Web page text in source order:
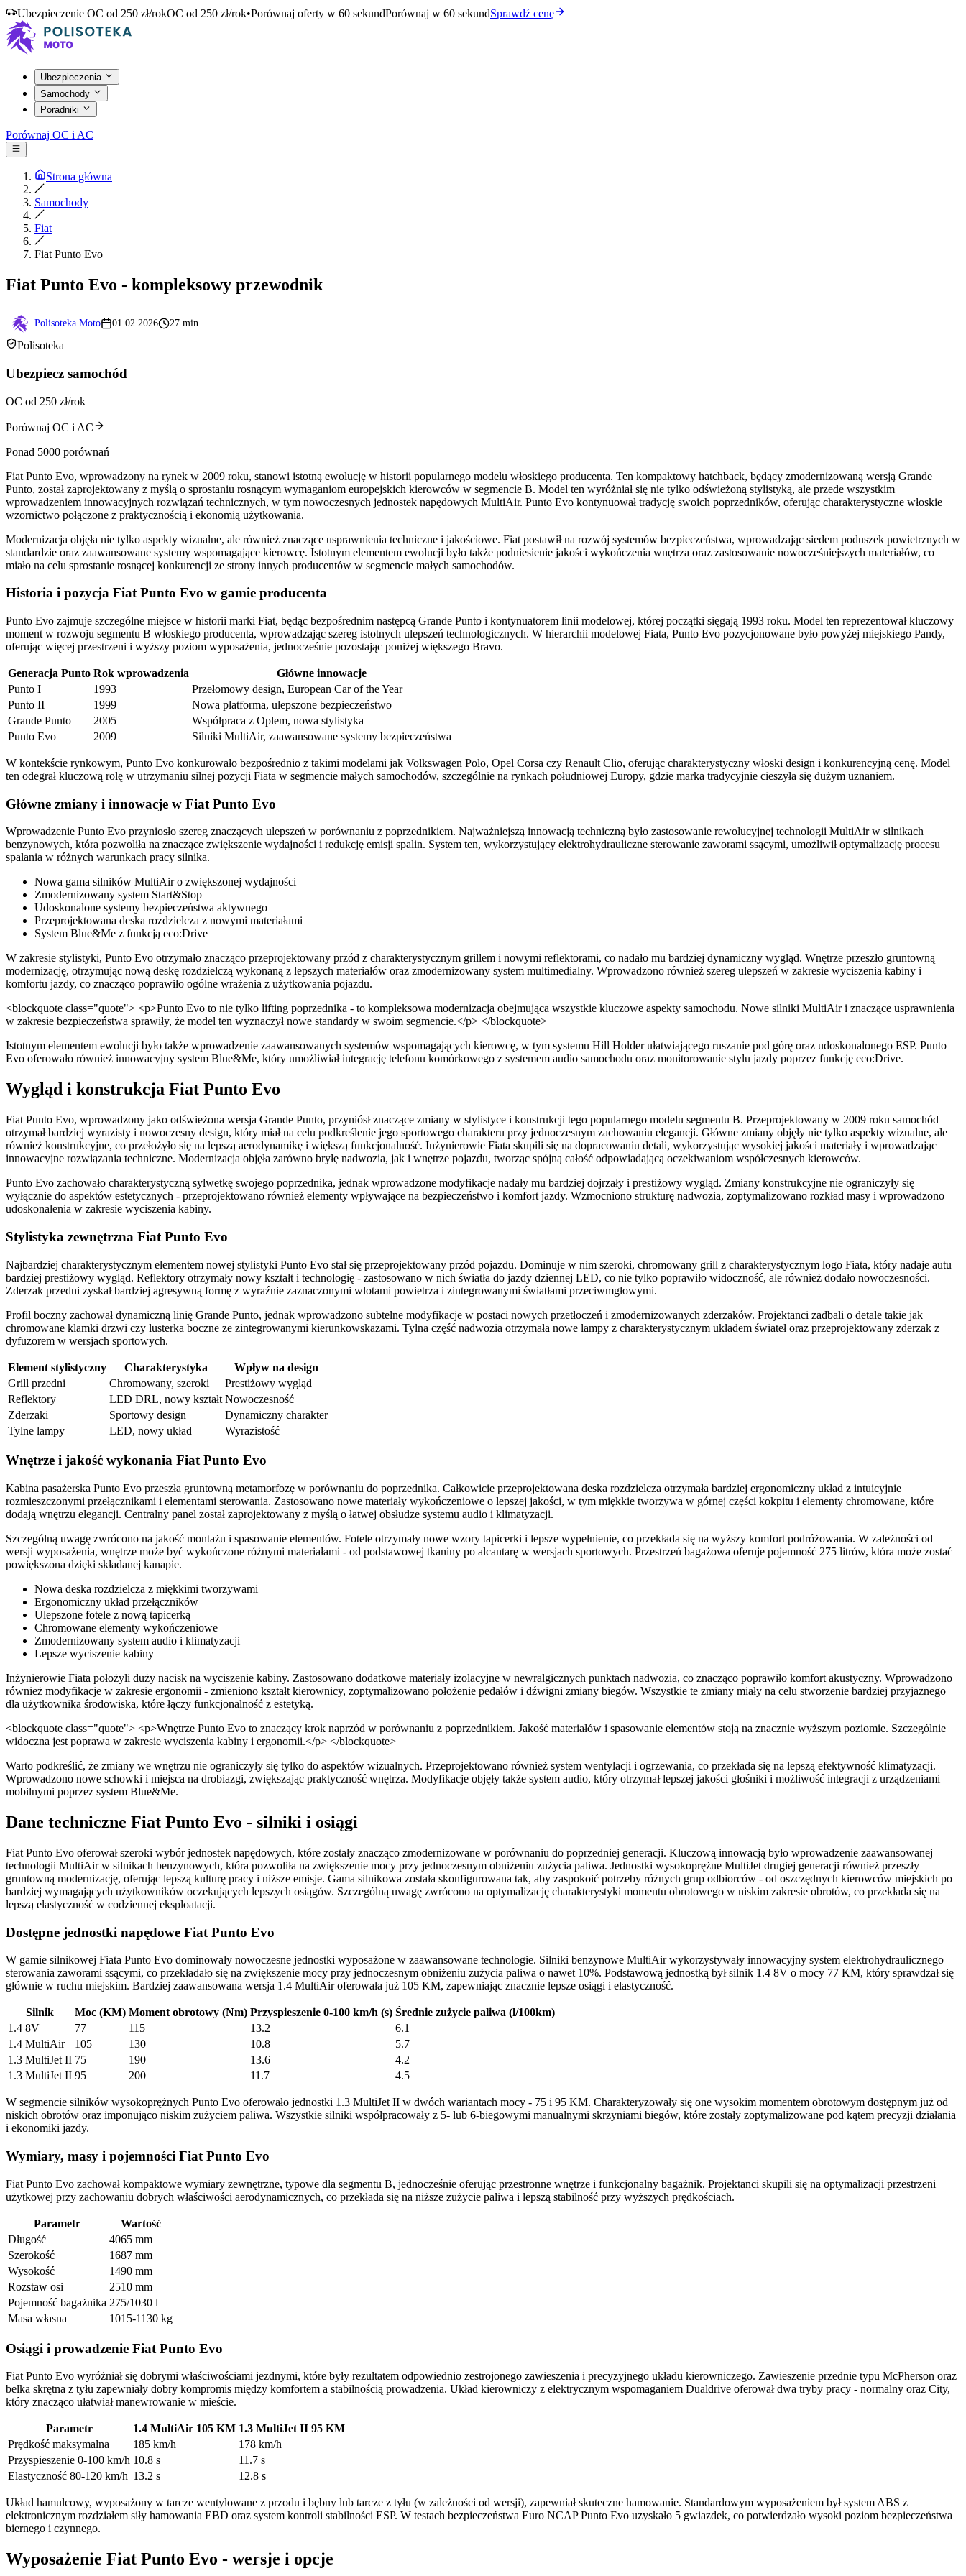
Ubezpieczenie OC od 250 zł/rokOC od 250 zł/rok•Porównaj oferty w 60 sekundPorównaj w 60 sekundSprawdź cenę
Ubezpieczenia
Samochody
Poradniki
Porównaj OC i AC
Strona główna
Samochody
Fiat
Fiat Punto Evo
Fiat Punto Evo - kompleksowy przewodnik
Polisoteka Moto 01.02.2026 27 min
Polisoteka
Ubezpiecz samochód
OC od 250 zł/rok
Porównaj OC i AC
Ponad 5000 porównań
Fiat Punto Evo, wprowadzony na rynek w 2009 roku, stanowi istotną ewolucję w historii popularnego modelu włoskiego producenta. Ten kompaktowy hatchback, będący zmodernizowaną wersją Grande
Punto, został zaprojektowany z myślą o sprostaniu rosnącym wymaganiom europejskich kierowców w segmencie B. Model ten wyróżniał się nie tylko odświeżoną stylistyką, ale przede wszystkim
wprowadzeniem innowacyjnych rozwiązań technicznych, w tym nowoczesnych jednostek napędowych MultiAir. Punto Evo kontynuował tradycję swoich poprzedników, oferując charakterystyczne włoskie
wzornictwo połączone z praktycznością i ekonomią użytkowania.
Modernizacja objęła nie tylko aspekty wizualne, ale również znaczące usprawnienia techniczne i jakościowe. Fiat postawił na rozwój systemów bezpieczeństwa, wprowadzając siedem poduszek powietrznych w
standardzie oraz zaawansowane systemy wspomagające kierowcę. Istotnym elementem ewolucji było także podniesienie jakości wykończenia wnętrza oraz zastosowanie nowocześniejszych materiałów, co
miało na celu sprostanie rosnącej konkurencji ze strony innych producentów w segmencie małych samochodów.
Historia i pozycja Fiat Punto Evo w gamie producenta
Punto Evo zajmuje szczególne miejsce w historii marki Fiat, będąc bezpośrednim następcą Grande Punto i kontynuatorem linii modelowej, której początki sięgają 1993 roku. Model ten reprezentował kluczowy
moment w rozwoju segmentu B włoskiego producenta, wprowadzając szereg istotnych ulepszeń technologicznych. W hierarchii modelowej Fiata, Punto Evo pozycjonowane było powyżej miejskiego Pandy,
oferując więcej przestrzeni i wyższy poziom wyposażenia, jednocześnie pozostając poniżej większego Bravo.
Generacja Punto Rok wprowadzenia
Główne innowacje
Punto I
1993
Przełomowy design, European Car of the Year
Punto II
1999
Nowa platforma, ulepszone bezpieczeństwo
Grande Punto
2005
Współpraca z Oplem, nowa stylistyka
Punto Evo
2009 Silniki MultiAir, zaawansowane systemy bezpieczeństwa
W kontekście rynkowym, Punto Evo konkurowało bezpośrednio z takimi modelami jak Volkswagen Polo, Opel Corsa czy Renault Clio, oferując charakterystyczny włoski design i konkurencyjną cenę. Model
ten odegrał kluczową rolę w utrzymaniu silnej pozycji Fiata w segmencie małych samochodów, szczególnie na rynkach południowej Europy, gdzie marka tradycyjnie cieszyła się dużym uznaniem.
Główne zmiany i innowacje w Fiat Punto Evo
Wprowadzenie Punto Evo przyniosło szereg znaczących ulepszeń w porównaniu z poprzednikiem. Najważniejszą innowacją techniczną było zastosowanie rewolucyjnej technologii MultiAir w silnikach
benzynowych, która pozwoliła na znaczące zwiększenie wydajności i redukcję emisji spalin. System ten, wykorzystujący elektrohydrauliczne sterowanie zaworami ssącymi, umożliwił optymalizację procesu
spalania w różnych warunkach pracy silnika.
Nowa gama silników MultiAir o zwiększonej wydajności
Zmodernizowany system Start&Stop
Udoskonalone systemy bezpieczeństwa aktywnego
Przeprojektowana deska rozdzielcza z nowymi materiałami
System Blue&Me z funkcją eco:Drive
W zakresie stylistyki, Punto Evo otrzymało znacząco przeprojektowany przód z charakterystycznym grillem i nowymi reflektorami, co nadało mu bardziej dynamiczny wygląd. Wnętrze przeszło gruntowną
modernizację, otrzymując nową deskę rozdzielczą wykonaną z lepszych materiałów oraz zmodernizowany system multimedialny. Wprowadzono również szereg ulepszeń w zakresie wyciszenia kabiny i
komfortu jazdy, co znacząco poprawiło ogólne wrażenia z użytkowania pojazdu.
<blockquote class="quote"> <p>Punto Evo to nie tylko lifting poprzednika - to kompleksowa modernizacja obejmująca wszystkie kluczowe aspekty samochodu. Nowe silniki MultiAir i znaczące usprawnienia
w zakresie bezpieczeństwa sprawiły, że model ten wyznaczył nowe standardy w swoim segmencie.</p> </blockquote>
Istotnym elementem ewolucji było także wprowadzenie zaawansowanych systemów wspomagających kierowcę, w tym systemu Hill Holder ułatwiającego ruszanie pod górę oraz udoskonalonego ESP. Punto
Evo oferowało również innowacyjny system Blue&Me, który umożliwiał integrację telefonu komórkowego z systemem audio samochodu oraz monitorowanie stylu jazdy poprzez funkcję eco:Drive.
Wygląd i konstrukcja Fiat Punto Evo
Fiat Punto Evo, wprowadzony jako odświeżona wersja Grande Punto, przyniósł znaczące zmiany w stylistyce i konstrukcji tego popularnego modelu segmentu B. Przeprojektowany w 2009 roku samochód
otrzymał bardziej wyrazisty i nowoczesny design, który miał na celu podkreślenie jego sportowego charakteru przy jednoczesnym zachowaniu elegancji. Główne zmiany objęły nie tylko aspekty wizualne, ale
również konstrukcyjne, co przełożyło się na lepszą aerodynamikę i większą funkcjonalność. Inżynierowie Fiata skupili się na dopracowaniu detali, wykorzystując wysokiej jakości materiały i wprowadzając
innowacyjne rozwiązania techniczne. Modernizacja objęła zarówno bryłę nadwozia, jak i wnętrze pojazdu, tworząc spójną całość odpowiadającą oczekiwaniom współczesnych kierowców.
Punto Evo zachowało charakterystyczną sylwetkę swojego poprzednika, jednak wprowadzone modyfikacje nadały mu bardziej dojrzały i prestiżowy wygląd. Zmiany konstrukcyjne nie ograniczyły się
wyłącznie do aspektów estetycznych - przeprojektowano również elementy wpływające na bezpieczeństwo i komfort jazdy. Wzmocniono strukturę nadwozia, zoptymalizowano rozkład masy i wprowadzono
udoskonalenia w zakresie wyciszenia kabiny.
Stylistyka zewnętrzna Fiat Punto Evo
Najbardziej charakterystycznym elementem nowej stylistyki Punto Evo stał się przeprojektowany przód pojazdu. Dominuje w nim szeroki, chromowany grill z charakterystycznym logo Fiata, który nadaje autu
bardziej prestiżowy wygląd. Reflektory otrzymały nowy kształt i technologię - zastosowano w nich światła do jazdy dziennej LED, co nie tylko poprawiło widoczność, ale również dodało nowoczesności.
Zderzak przedni zyskał bardziej agresywną formę z wyraźnie zaznaczonymi wlotami powietrza i zintegrowanymi światłami przeciwmgłowymi.
Profil boczny zachował dynamiczną linię Grande Punto, jednak wprowadzono subtelne modyfikacje w postaci nowych przetłoczeń i zmodernizowanych zderzaków. Projektanci zadbali o detale takie jak
chromowane klamki drzwi czy lusterka boczne ze zintegrowanymi kierunkowskazami. Tylna część nadwozia otrzymała nowe lampy z charakterystycznym układem świateł oraz przeprojektowany zderzak z
dyfuzorem w wersjach sportowych.
Element stylistyczny Charakterystyka
Wpływ na design
Grill przedni
Chromowany, szeroki
Prestiżowy wygląd
Reflektory
LED DRL, nowy kształt Nowoczesność
Zderzaki
Sportowy design
Dynamiczny charakter
Tylne lampy
LED, nowy układ Wyrazistość
Wnętrze i jakość wykonania Fiat Punto Evo
Kabina pasażerska Punto Evo przeszła gruntowną metamorfozę w porównaniu do poprzednika. Całkowicie przeprojektowana deska rozdzielcza otrzymała bardziej ergonomiczny układ z intuicyjnie
rozmieszczonymi przełącznikami i elementami sterowania. Zastosowano nowe materiały wykończeniowe o lepszej jakości, w tym miękkie tworzywa w górnej części kokpitu i elementy chromowane, które
dodają wnętrzu elegancji. Centralny panel został zaprojektowany z myślą o łatwej obsłudze systemu audio i klimatyzacji.
Szczególną uwagę zwrócono na jakość montażu i spasowanie elementów. Fotele otrzymały nowe wzory tapicerki i lepsze wypełnienie, co przekłada się na wyższy komfort podróżowania. W zależności od
wersji wyposażenia, wnętrze może być wykończone różnymi materiałami - od podstawowej tkaniny po alcantarę w wersjach sportowych. Przestrzeń bagażowa oferuje pojemność 275 litrów, która może zostać
powiększona dzięki składanej kanapie.
Nowa deska rozdzielcza z miękkimi tworzywami
Ergonomiczny układ przełączników
Ulepszone fotele z nową tapicerką
Chromowane elementy wykończeniowe
Zmodernizowany system audio i klimatyzacji
Lepsze wyciszenie kabiny
Inżynierowie Fiata położyli duży nacisk na wyciszenie kabiny. Zastosowano dodatkowe materiały izolacyjne w newralgicznych punktach nadwozia, co znacząco poprawiło komfort akustyczny. Wprowadzono
również modyfikacje w zakresie ergonomii - zmieniono kształt kierownicy, zoptymalizowano położenie pedałów i dźwigni zmiany biegów. Wszystkie te zmiany miały na celu stworzenie bardziej przyjaznego
dla użytkownika środowiska, które łączy funkcjonalność z estetyką.
<blockquote class="quote"> <p>Wnętrze Punto Evo to znaczący krok naprzód w porównaniu z poprzednikiem. Jakość materiałów i spasowanie elementów stoją na znacznie wyższym poziomie. Szczególnie
widoczna jest poprawa w zakresie wyciszenia kabiny i ergonomii.</p> </blockquote>
Warto podkreślić, że zmiany we wnętrzu nie ograniczyły się tylko do aspektów wizualnych. Przeprojektowano również system wentylacji i ogrzewania, co przekłada się na lepszą efektywność klimatyzacji.
Wprowadzono nowe schowki i miejsca na drobiazgi, zwiększając praktyczność wnętrza. Modyfikacje objęły także system audio, który otrzymał lepszej jakości głośniki i możliwość integracji z urządzeniami
mobilnymi poprzez system Blue&Me.
Dane techniczne Fiat Punto Evo - silniki i osiągi
Fiat Punto Evo oferował szeroki wybór jednostek napędowych, które zostały znacząco zmodernizowane w porównaniu do poprzedniej generacji. Kluczową innowacją było wprowadzenie zaawansowanej
technologii MultiAir w silnikach benzynowych, która pozwoliła na zwiększenie mocy przy jednoczesnym obniżeniu zużycia paliwa. Jednostki wysokoprężne MultiJet drugiej generacji również przeszły
gruntowną modernizację, oferując lepszą kulturę pracy i niższe emisje. Gama silnikowa została skonfigurowana tak, aby zaspokoić potrzeby różnych grup odbiorców - od oszczędnych kierowców miejskich po
bardziej wymagających użytkowników oczekujących lepszych osiągów. Szczególną uwagę zwrócono na optymalizację charakterystyki momentu obrotowego w niskim zakresie obrotów, co przekłada się na
lepszą elastyczność w codziennej eksploatacji.
Dostępne jednostki napędowe Fiat Punto Evo
W gamie silnikowej Fiata Punto Evo dominowały nowoczesne jednostki wyposażone w zaawansowane technologie. Silniki benzynowe MultiAir wykorzystywały innowacyjny system elektrohydraulicznego
sterowania zaworami ssącymi, co przekładało się na zwiększenie mocy przy jednoczesnym obniżeniu zużycia paliwa o nawet 10%. Podstawową jednostką był silnik 1.4 8V o mocy 77 KM, który sprawdzał się
głównie w ruchu miejskim. Bardziej zaawansowana wersja 1.4 MultiAir oferowała już 105 KM, zapewniając znacznie lepsze osiągi i elastyczność.
Silnik Moc (KM) Moment obrotowy (Nm) Przyspieszenie 0-100 km/h (s) Średnie zużycie paliwa (l/100km)
1.4 8V
77 115 13.2
6.1
1.4 MultiAir
105 130 10.8
5.7
1.3 MultiJet II 75 190 13.6
4.2
1.3 MultiJet II 95 200 11.7 4.5
W segmencie silników wysokoprężnych Punto Evo oferowało jednostki 1.3 MultiJet II w dwóch wariantach mocy - 75 i 95 KM. Charakteryzowały się one wysokim momentem obrotowym dostępnym już od
niskich obrotów oraz imponująco niskim zużyciem paliwa. Wszystkie silniki współpracowały z 5- lub 6-biegowymi manualnymi skrzyniami biegów, które zostały zoptymalizowane pod kątem precyzji działania
i ekonomiki jazdy.
Wymiary, masy i pojemności Fiat Punto Evo
Fiat Punto Evo zachował kompaktowe wymiary zewnętrzne, typowe dla segmentu B, jednocześnie oferując przestronne wnętrze i funkcjonalny bagażnik. Projektanci skupili się na optymalizacji przestrzeni
użytkowej przy zachowaniu dobrych właściwości aerodynamicznych, co przekłada się na niższe zużycie paliwa i lepszą stabilność przy wyższych prędkościach.
Parametr
Wartość
Długość
4065 mm
Szerokość
1687 mm
Wysokość
1490 mm
Rozstaw osi
2510 mm
Pojemność bagażnika 275/1030 l
Masa własna
1015-1130 kg
Osiągi i prowadzenie Fiat Punto Evo
Fiat Punto Evo wyróżniał się dobrymi właściwościami jezdnymi, które były rezultatem odpowiednio zestrojonego zawieszenia i precyzyjnego układu kierowniczego. Zawieszenie przednie typu McPherson oraz
belka skrętna z tyłu zapewniały dobry kompromis między komfortem a stabilnością prowadzenia. Układ kierowniczy z elektrycznym wspomaganiem Dualdrive oferował dwa tryby pracy - normalny oraz City,
który znacząco ułatwiał manewrowanie w mieście.
Parametr 1.4 MultiAir 105 KM 1.3 MultiJet II 95 KM
Prędkość maksymalna
185 km/h
178 km/h
Przyspieszenie 0-100 km/h 10.8 s
11.7 s
Elastyczność 80-120 km/h 13.2 s 12.8 s
Układ hamulcowy, wyposażony w tarcze wentylowane z przodu i bębny lub tarcze z tyłu (w zależności od wersji), zapewniał skuteczne hamowanie. Standardowym wyposażeniem był system ABS z
elektronicznym rozdziałem siły hamowania EBD oraz system kontroli stabilności ESP. W testach bezpieczeństwa Euro NCAP Punto Evo uzyskało 5 gwiazdek, co potwierdzało wysoki poziom bezpieczeństwa
biernego i czynnego.
Wyposażenie Fiat Punto Evo - wersje i opcje